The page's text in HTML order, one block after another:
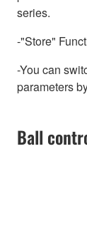
series.
-"Store"
-You can
parameters
Ball